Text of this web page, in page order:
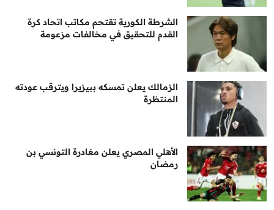
الشرطة الكورية تقتحم مكاتب اتحاد كرة
القدم للتحقيق في مخالفات مزعومة
الزمالك يعلن تمسكه ببيزيرا ويترقب عودته
المنتظرة
الأهلي المصري يعلن مغادرة التونسي بن
رمضان